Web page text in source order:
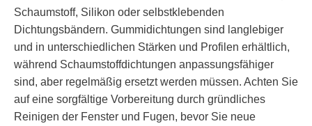
Schaumstoff, Silikon oder selbstklebenden
Dichtungsbändern. Gummidichtungen sind langlebiger
und in unterschiedlichen Stärken und Profilen erhältlich,
während Schaumstoffdichtungen anpassungsfähiger
sind, aber regelmäßig ersetzt werden müssen. Achten Sie
auf eine sorgfältige Vorbereitung durch gründliches
Reinigen der Fenster und Fugen, bevor Sie neue